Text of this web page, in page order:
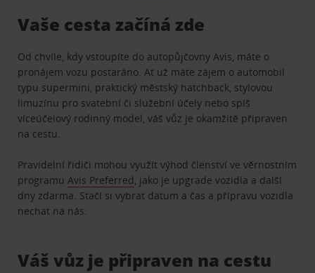
Vaše cesta začíná zde
Od chvíle, kdy vstoupíte do autopůjčovny Avis, máte o
pronájem vozu postaráno. Ať už máte zájem o automobil
typu supermini, praktický městský hatchback, stylovou
limuzínu pro svatební či služební účely nebo spíš
víceúčelový rodinný model, váš vůz je okamžitě připraven
na cestu.
Pravidelní řidiči mohou využít výhod členství ve věrnostním
programuAvis Preferred, jako je upgrade vozidla a další
dny zdarma. Stačí si vybrat datum a čas a přípravu vozidla
nechat na nás.
Váš vůz je připraven na cestu